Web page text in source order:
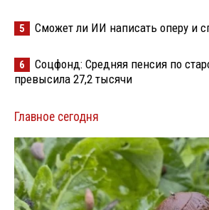
5 Сможет ли ИИ написать оперу и
6
Соцфонд: Средняя пенсия по
превысила 27,2 тысячи
Главное сегодня